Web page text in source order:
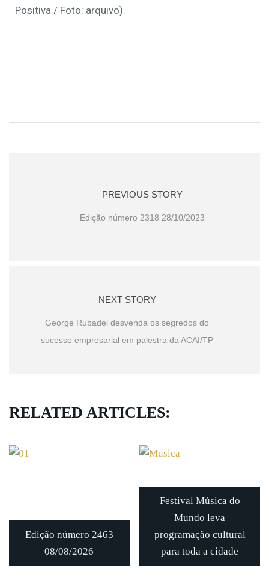
Positiva / Foto: arquivo).
PREVIOUS STORY
Edição número 2318 28/10/2023
NEXT STORY
George Rubadel desvenda os segredos do
sucesso empresarial em palestra da ACAI/TP
RELATED ARTICLES:
Edição número 2463
08/08/2026
Festival Música do
Mundo leva
programação cultural
para toda a cidade